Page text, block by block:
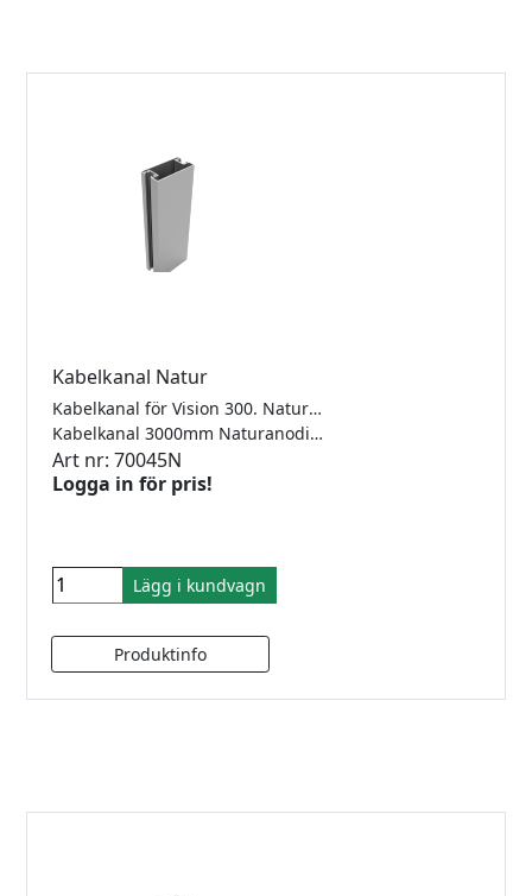
Kabelkanal Natur
Kabelkanal för Vision 300. Naturanodiserad, längd 3000mm. För glas 8-10,76mm.
Kabelkanal 3000mm Naturanodiserad
Art nr: 70045N
Logga in för pris!
Lägg i kundvagn